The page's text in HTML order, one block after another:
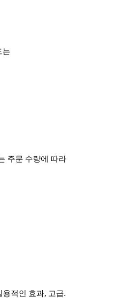
는
주문 수량에 따라
용적인 효과, 고급.